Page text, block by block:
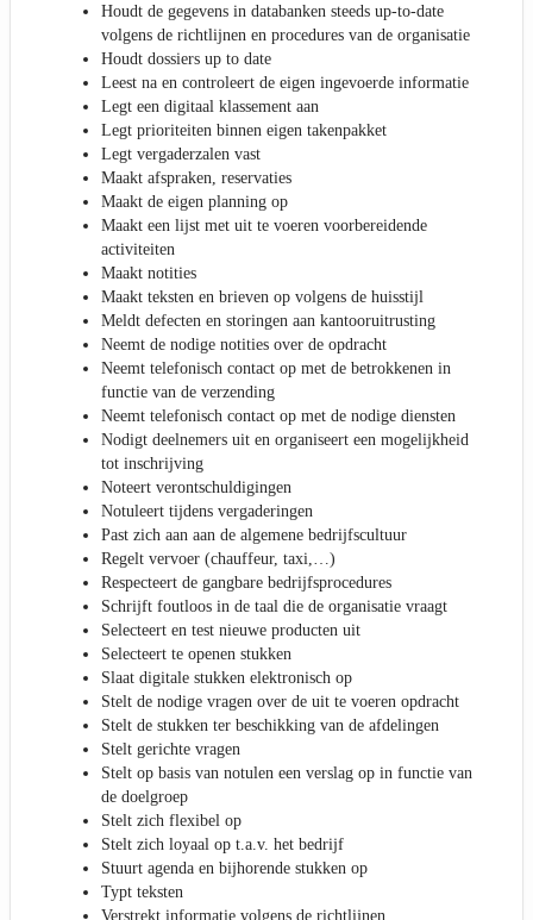
Houdt de gegevens in databanken steeds up-to-date
volgens de richtlijnen en procedures van de organisatie
Houdt dossiers up to date
Leest na en controleert de eigen ingevoerde informatie
Legt een digitaal klassement aan
Legt prioriteiten binnen eigen takenpakket
Legt vergaderzalen vast
Maakt afspraken, reservaties
Maakt de eigen planning op
Maakt een lijst met uit te voeren voorbereidende
activiteiten
Maakt notities
Maakt teksten en brieven op volgens de huisstijl
Meldt defecten en storingen aan kantooruitrusting
Neemt de nodige notities over de opdracht
Neemt telefonisch contact op met de betrokkenen in
functie van de verzending
Neemt telefonisch contact op met de nodige diensten
Nodigt deelnemers uit en organiseert een mogelijkheid
tot inschrijving
Noteert verontschuldigingen
Notuleert tijdens vergaderingen
Past zich aan aan de algemene bedrijfscultuur
Regelt vervoer (chauffeur, taxi,…)
Respecteert de gangbare bedrijfsprocedures
Schrijft foutloos in de taal die de organisatie vraagt
Selecteert en test nieuwe producten uit
Selecteert te openen stukken
Slaat digitale stukken elektronisch op
Stelt de nodige vragen over de uit te voeren opdracht
Stelt de stukken ter beschikking van de afdelingen
Stelt gerichte vragen
Stelt op basis van notulen een verslag op in functie van
de doelgroep
Stelt zich flexibel op
Stelt zich loyaal op t.a.v. het bedrijf
Stuurt agenda en bijhorende stukken op
Typt teksten
Verstrekt informatie volgens de richtlijnen